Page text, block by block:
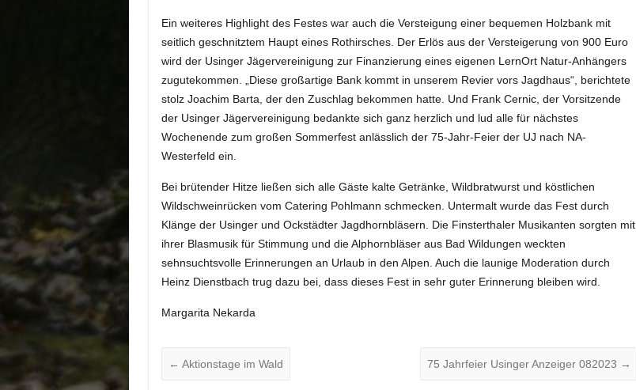
Ein weiteres Highlight des Festes war auch die Versteigung einer bequemen Holzbank mit
seitlich geschnitztem Haupt eines Rothirsches. Der Erlös aus der Versteigerung von 900 Euro
wird der Usinger Jägervereinigung zur Finanzierung eines eigenen LernOrt Natur-Anhängers
zugutekommen. „Diese großartige Bank kommt in unserem Revier vors Jagdhaus“, berichtete
stolz Joachim Barta, der den Zuschlag bekommen hatte. Und Frank Cernic, der Vorsitzende
der Usinger Jägervereinigung bedankte sich ganz herzlich und lud alle für nächstes
Wochenende zum großen Sommerfest anlässlich der 75-Jahr-Feier der UJ nach NA-
Westerfeld ein.
Bei brütender Hitze ließen sich alle Gäste kalte Getränke, Wildbratwurst und köstlichen
Wildschweinrücken vom Catering Pohlmann schmecken. Untermalt wurde das Fest durch
Klänge der Usinger und Ockstädter Jagdhornbläsern. Die Finsterthaler Musikanten sorgten mit
ihrer Blasmusik für Stimmung und die Alphornbläser aus Bad Wildungen weckten
sehnsuchtsvolle Erinnerungen an Urlaub in den Alpen. Auch die launige Moderation durch
Heinz Dienstbach trug dazu bei, dass dieses Fest in sehr guter Erinnerung bleiben wird.
Margarita Nekarda
← Aktionstage im Wald 75 Jahrfeier Usinger Anzeiger 082023 →